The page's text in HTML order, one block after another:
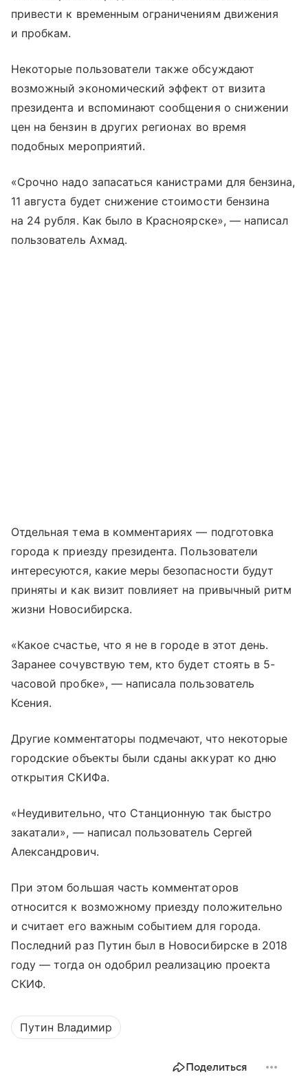
привести к временным ограничениям движения
и пробкам.
Некоторые пользователи также обсуждают
возможный экономический эффект от визита
президента и вспоминают сообщения о снижении
цен на бензин в других регионах во время
подобных мероприятий.
«Срочно надо запасаться канистрами для бензина,
11 августа будет снижение стоимости бензина
на 24 рубля. Как было в Красноярске», — написал
пользователь Ахмад.
Отдельная тема в комментариях — подготовка
города к приезду президента. Пользователи
интересуются, какие меры безопасности будут
приняты и как визит повлияет на привычный ритм
жизни Новосибирска.
«Какое счастье, что я не в городе в этот день.
Заранее сочувствую тем, кто будет стоять в 5-
часовой пробке», — написала пользователь
Ксения.
Другие комментаторы подмечают, что некоторые
городские объекты были сданы аккурат ко дню
открытия СКИФа.
«Неудивительно, что Станционную так быстро
закатали», — написал пользователь Сергей
Александрович.
При этом большая часть комментаторов
относится к возможному приезду положительно
и считает его важным событием для города.
Последний раз Путин был в Новосибирске в 2018
году — тогда он одобрил реализацию проекта
СКИФ.
Путин Владимир
Поделиться